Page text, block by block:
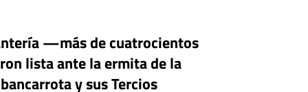
—más de cuatrocientos
lista ante la ermita de la
y sus Tercios